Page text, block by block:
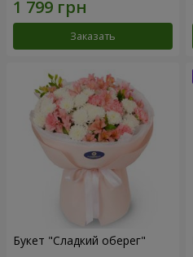
Заказать
Букет "Сладкий оберег"